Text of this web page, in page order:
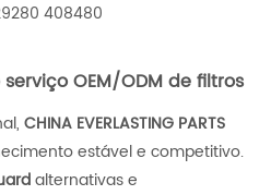
408480
OEM/ODM de filtros
CHINA EVERLASTING PARTS
estável e competitivo.
alternativas e